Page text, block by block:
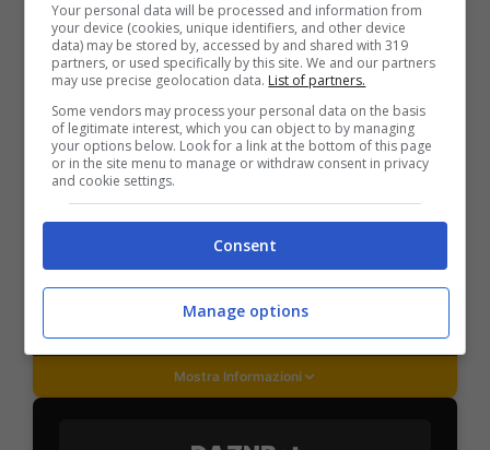
PlanetWin365
BONUS PLANETWIN365: FINO A 2050€
Planetwin365: 2050€ per sport e scommesse
Iscrivendoti a PlanetWin365 ricevi: 100% fino a 2000€
2050€
VERIFICA
Mostra Informazioni
Your personal data will be processed and information from
your device (cookies, unique identifiers, and other device
data) may be stored by, accessed by and shared with 319
partners, or used specifically by this site. We and our partners
may use precise geolocation data. List of partners.
Some vendors may process your personal data on the basis
of legitimate interest, which you can object to by managing
your options below. Look for a link at the bottom of this page
or in the site menu to manage or withdraw consent in privacy
and cookie settings.
Consent
Manage options